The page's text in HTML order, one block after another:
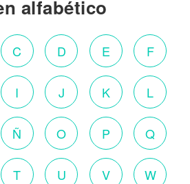
alfabético
C D E F
I J K L
Ñ O P Q
T U V W